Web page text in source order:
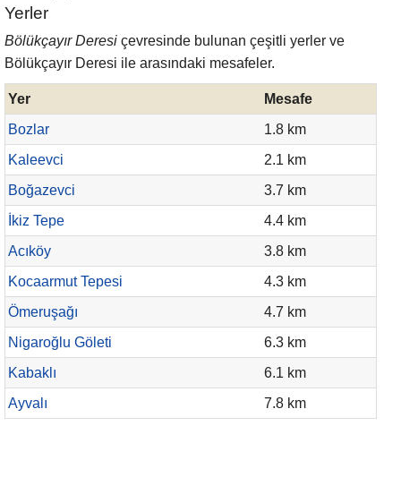
Yerler
Bölükçayır Deresi çevresinde bulunan çeşitli yerler ve
Bölükçayır Deresi ile arasındaki mesafeler.
Yer
Mesafe
Bozlar
1.8 km
Kaleevci
2.1 km
Boğazevci
3.7 km
İkiz Tepe
4.4 km
Acıköy
3.8 km
Kocaarmut Tepesi
4.3 km
Ömeruşağı
4.7 km
Nigaroğlu Göleti
6.3 km
Kabaklı
6.1 km
Ayvalı
7.8 km